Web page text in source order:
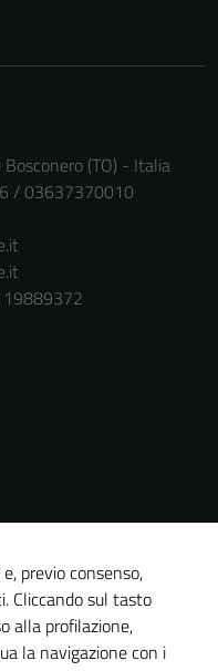
(TO) - Italia
/ 03637370010
previo consenso,
Cliccando sul tasto
alla profilazione,
la navigazione con i